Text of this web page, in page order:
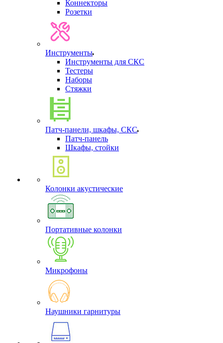
Коннекторы
Розетки
Инструменты
Инструменты для СКС
Тестеры
Наборы
Стяжки
Патч-панели, шкафы, СКС
Патч-панель
Шкафы, стойки
Колонки акустические
Портативные колонки
Микрофоны
Наушники гарнитуры